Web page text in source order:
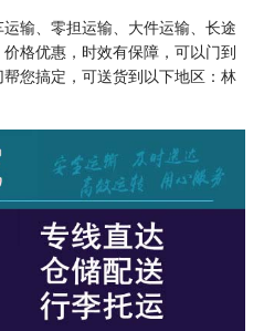
输、零担运输、大件运输、长途
格优惠，时效有保障，可以门到
您搞定，可送货到以下地区：林